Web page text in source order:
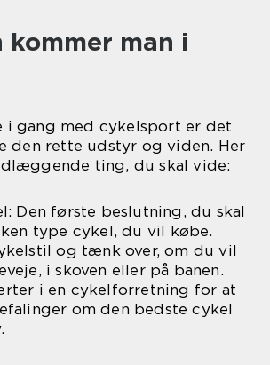
kommer man i
i gang med cykelsport er det
den rette udstyr og viden. Her
ting, du skal vide:
Den første beslutning, du skal
type cykel, du vil købe.
og tænk over, om du vil
i skoven eller på banen.
i en cykelforretning for at
om den bedste cykel